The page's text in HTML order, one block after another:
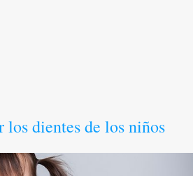
dientes de los niños